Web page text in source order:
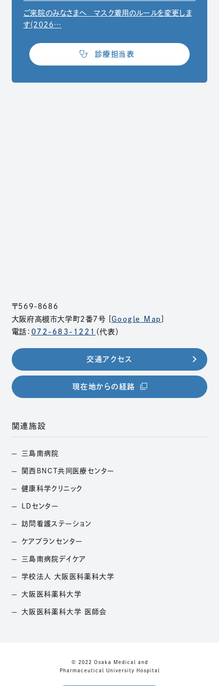
ご来院のみなさまへ マスク着用のルールを変更しま
す(2026…
診療担当表
（別ウィンドウで開きます）
〒569-8686
大阪府高槻市大学町2番7号 [ Google Map
電話： 072-683-1221 （代表）
交通アクセス
現在地からの経路 （別ウィンドウで開きま
関連施設
三島南病院
（別ウィンドウで開きます）
関西BNCT共同医療 センター
（別ウィンドウで開きます）
健康科学クリニック
（別ウィンドウで開きます）
LDセンター
（別ウィンドウで開きます）
訪問看護ステーション
（別ウィンドウで開きます）
ケアプランセンター
（別ウィンドウで開きます）
三島南病院デイケア
（別ウィンドウで開きます）
学校法人 大阪医科薬科大学
（別ウィンドウで開きます）
大阪医科薬科大学
（別ウィンドウで開きます）
大阪医科薬科大学 医師会
（別ウィンドウで開きます）
© 2022 Osaka Medical and
Pharmaceutical University Hospital